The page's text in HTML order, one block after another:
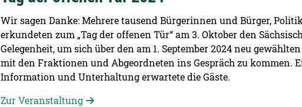
Wir sagen Danke: Mehrere tausend Bürgerinnen und Bürger,
erkundeten zum „Tag der offenen Tür“ am 3. Oktober den
Gelegenheit, um sich über den am 1. September 2024 neu
mit den Fraktionen und Abgeordneten ins Gespräch zu kommen.
Information und Unterhaltung erwartete die Gäste.
Zur Veranstaltung